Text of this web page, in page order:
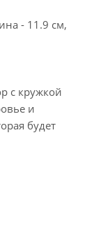
- 11.9 см,
с кружкой
и
будет